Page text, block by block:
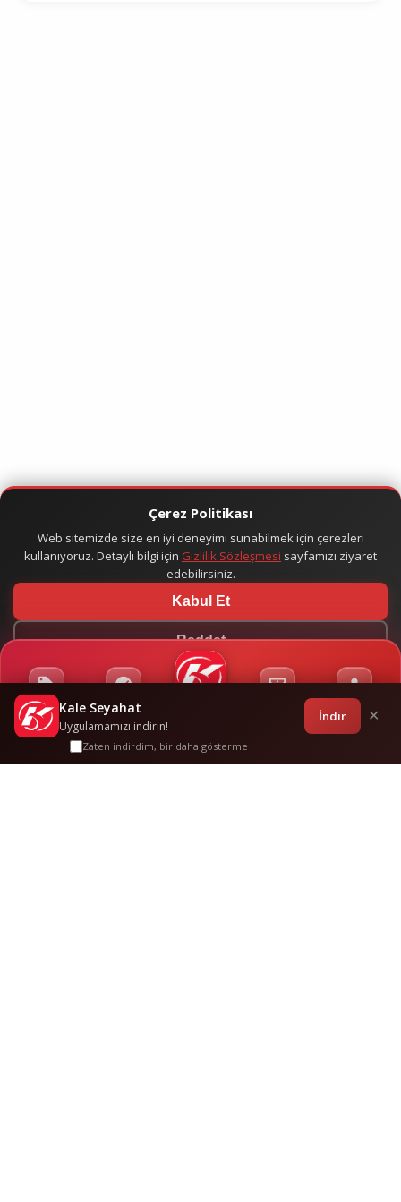
Kampanyalar Sponsorluklar Giriş
Çerez Politikası
Web sitemizde size en iyi deneyimi sunabilmek için çerezleri
kullanıyoruz. Detaylı bilgi için Gizlilik Sözleşmesi sayfamızı ziyaret
edebilirsiniz.
Kabul Et
Reddet
Kale Seyahat
Uygulamamızı indirin!
İndir ✕
Zaten indirdim, bir daha gösterme